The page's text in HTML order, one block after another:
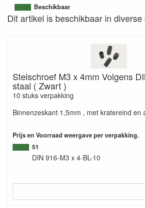
Beschikbaar
Dit artikel is beschikbaar in
Stelschroef M3 x 4mm Volgens
staal ( Zwart )
10 stuks verpakking
Binnenzeskant 1,5mm , met kratereind en
Prijs en Voorraad weergave per verpakking.
51
DIN 916-M3 x 4-BL-10